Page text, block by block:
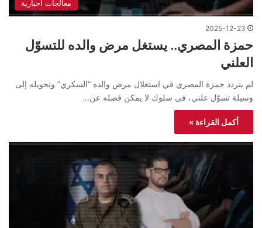
معالجات اخبارية
2025-12-23
حمزة المصري.. يستغل مرض والده للتسوّل
العلني
لم يتردد حمزة المصري في استغلال مرض والده “السكري” وتحويله إلى
وسيلة تسوّل علني، في سلوك لا يمكن فصله عن…
أكمل القراءة »